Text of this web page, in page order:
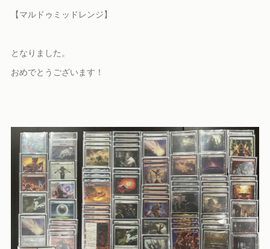
【マルドゥミッドレンジ】
となりました。
おめでとうございます！